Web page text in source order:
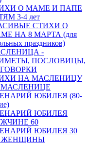
О МАМЕ И ПАПЕ
3-4 лет
СТИХИ О
НА 8 МАРТА (для
праздников)
-
ПОСЛОВИЦЫ,
НА МАСЛЕНИЦУ
МАСЛЕНИЦЕ
ЮБИЛЕЯ (80-
ЮБИЛЕЯ
60
ЮБИЛЕЯ 30
ЖЕНЩИНЫ